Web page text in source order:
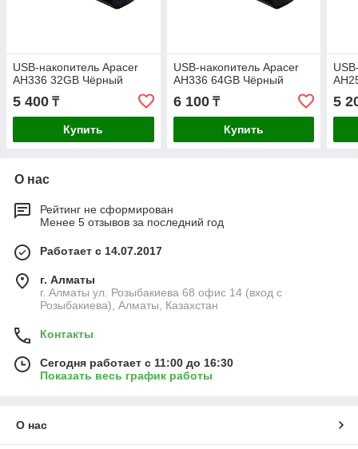
USB-накопитель Apacer
AH336 32GB Чёрный
5 400 ₸
Купить
USB-накопитель Apacer
AH336 64GB Чёрный
6 100₸
Купить
5
О нас
Рейтинг не сформирован
Менее 5 отзывов за последний год
Работает с 14.07.2017
г. Алматы
г. Алматы ул. Розыбакиева 68 офис 14 (вход с
Розыбакиева), Алматы, Казахстан
Контакты
Сегодня работает с 11:00 до 16:30
Показать весь график работы
О нас